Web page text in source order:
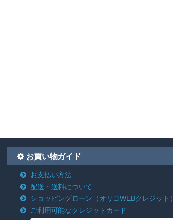
お買い物ガイド
お支払い方法
配送・送料について
ショッピングローン （オリコWEBクレジット）
ご利用可能なクレジットカード